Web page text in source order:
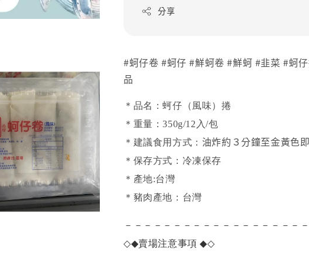
分享
#蚵仔卷 #蚵仔 #鮮蚵卷 #鮮蚵 #韭菜 #蚵
品
＊品名：蚵仔（風味）捲
＊重量：350g/12入/包
＊建議食用方式： 油炸約３分鐘至金黃色
＊保存方式：冷凍保存
＊產地:台灣
＊豬肉產地：台灣
－－－－－－－－－－－－－－－－－－－
◇◆賣場注意事項◆◇